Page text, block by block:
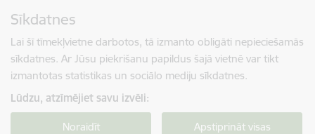
Sīkdatnes
Lai šī tīmekļvietne darbotos, tā izmanto obligāti nepieciešamās
sīkdatnes. Ar Jūsu piekrišanu papildus šajā vietnē var tikt
izmantotas statistikas un sociālo mediju sīkdatnes.
Lūdzu, atzīmējiet savu izvēli:
Noraidīt Apstiprināt visas